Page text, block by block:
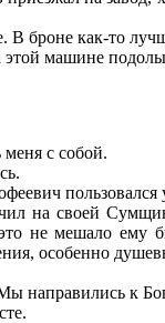
броне как-то
машине
с собой.
на своей
не мешало
особенно
к